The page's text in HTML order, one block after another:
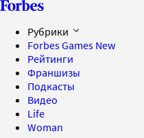
Рубрики
Forbes Games New
Рейтинги
Франшизы
Подкасты
Видео
Life
Woman